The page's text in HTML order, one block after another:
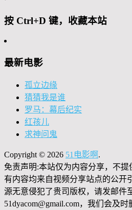
按 Ctrl+D 键，收藏本站
最新电影
孤立边缘
猜猜我是谁
罗马：幕后纪实
红孩儿
求神问鬼
Copyright © 2026 51电影啊 .
免责声明:本站仅为内容分享，不
有内容均来自视频分享站点的公开
源无意侵犯了贵司版权，请发邮件
51dyacom@gmail.com，我们会及